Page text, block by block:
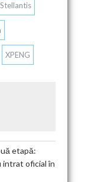
Stellantis
XPENG
etapă:
intrat oficial în